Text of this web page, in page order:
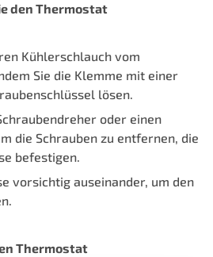
den Thermostat
Kühlerschlauch vom
Sie die Klemme mit einer
lösen.
oder einen
die Schrauben zu entfernen, die
befestigen.
vorsichtig auseinander, um den
Thermostat